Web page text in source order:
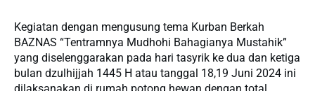
Kegiatan dengan mengusung tema Kurban Berkah
BAZNAS “Tentramnya Mudhohi Bahagianya Mustahik”
yang diselenggarakan pada hari tasyrik ke dua dan ketiga
bulan dzulhijjah 1445 H atau tanggal 18,19 Juni 2024 ini